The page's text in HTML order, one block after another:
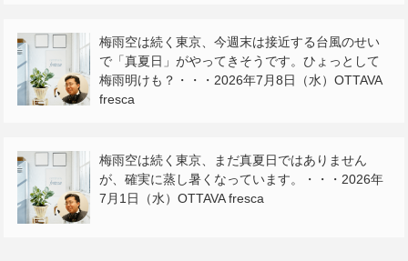
梅雨空は続く東京、今週末は接近する台風のせい
で「真夏日」がやってきそうです。ひょっとして
梅雨明けも？・・・2026年7月8日（水）OTTAVA
fresca
梅雨空は続く東京、まだ真夏日ではありません
が、確実に蒸し暑くなっています。・・・2026年
7月1日（水）OTTAVA fresca